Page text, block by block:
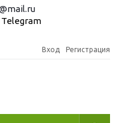
Telegram
Вход Регистрация